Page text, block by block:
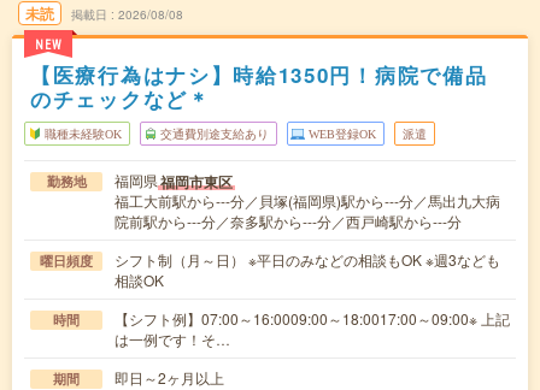
未読
NEW
掲載日 2026/08/08
【医療行為はナシ】時給1350円！病院で備品
のチェックなど＊
職種未経験OK 交通費別途支給あり WEB登録OK 派遣
勤務地 福岡県福岡市東区
福工大前駅から---分／貝塚(福岡県)駅から---分／馬出九大病
院前駅から---分／奈多駅から---分／西戸崎駅から---分
曜日頻度
シフト制（月～日） ※平日のみなどの相談もOK ※週3なども
相談OK
時間
【シフト例】07:00～16:0009:00～18:0017:00～09:00※ 上記
は一例です！そ…
期間 即日～2ヶ月以上